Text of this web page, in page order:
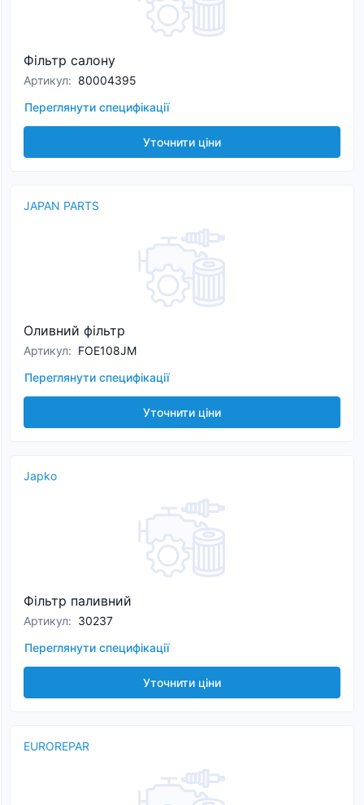
Фільтр салону
Артикул: 80004395
Переглянути специфікації
Уточнити ціни
JAPAN PARTS
Оливний фільтр
Артикул: FOE108JM
Переглянути специфікації
Уточнити ціни
Japko
Фільтр паливний
Артикул: 30237
Переглянути специфікації
Уточнити ціни
EUROREPAR